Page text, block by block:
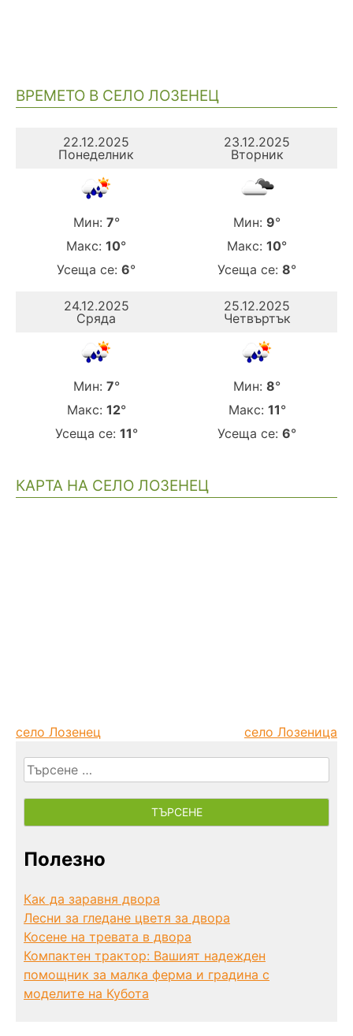
ВРЕМЕТО В СЕЛО ЛОЗЕНЕЦ
22.12.2025
Понеделник
Мин: 7°
Макс: 10°
Усеща се: 6°
23.12.2025
Вторник
Мин: 9°
Макс: 10°
Усеща се: 8°
24.12.2025
Сряда
Мин: 7°
Макс: 12°
Усеща се: 11°
25.12.2025
Четвъртък
Мин: 8°
Макс: 11°
Усеща се: 6°
КАРТА НА СЕЛО ЛОЗЕНЕЦ
село Лозенец село Лозеница
Търсене
за:
Полезно
Как да заравня двора
Лесни за гледане цветя за двора
Косене на тревата в двора
Компактен трактор: Вашият надежден
помощник за малка ферма и градина с
моделите на Кубота